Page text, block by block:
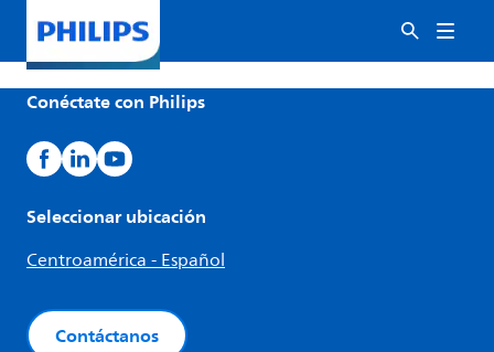
Conéctate con Philips
Seleccionar ubicación
Centroamérica - Español
Contáctanos